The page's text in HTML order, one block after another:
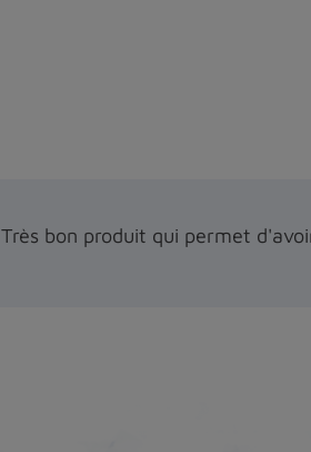
Très bon produit qui permet